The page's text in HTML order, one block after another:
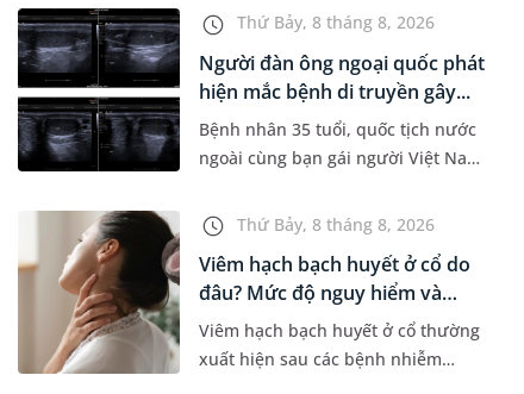
Bệnh viện (HIS - Hospital
Information System) giai đoạn mới.
Dự á...
Thứ Bảy, 8 tháng 8, 2026
Người đàn ông ngoại quốc phát
hiện mắc bệnh di truyền gây...
Bệnh nhân 35 tuổi, quốc tịch nước
ngoài cùng bạn gái người Việt Nam
hôn nhân. Qua thăm khám và làm
các xét nghiệm chuyên sâu,...
Thứ Bảy, 8 tháng 8, 2026
Viêm hạch bạch huyết ở cổ do
đâu? Mức độ nguy hiểm và
phư...
Viêm hạch bạch huyết ở cổ thường
xuất hiện sau các bệnh nhiễm